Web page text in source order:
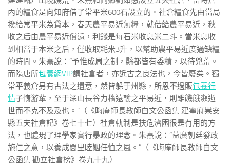
內的糧食是向知府借了常平米600石設立的。社倉糧食先由當局
撥給常平米為貸本，春天農平易近無糧，就借給農平易近，秋
收之后由農平易近償還，利錢是每石米收息米二斗。當米息收
到相當于本米之后，僅收取耗米3升，以幫助農平易近度過缺糧
的時間。朱熹說：“予惟成周之制，縣都皆有委積，以待兇荒。
而隋唐所包養網VIP謂社倉者，亦近古之良法也，今皆廢矣。獨
常平義倉另有古法之遺意，然皆躲于州縣，所恩不過販包養行
情子惰游輩，至于深山長谷力穡遠輸之平易近，則雖饑餓瀕逝
世而不克不及及也。”（《晦庵師長教師白文公函集·建寧府祟安
縣五夫社倉記》卷七十七）社倉軌制是扶危濟困很是有用的方
法，也體現了理學家實行暴政的理念。朱熹說：“益廣朝廷發政
施仁之意，以養成閭里睦姻任恤之風。”（《晦庵師長教師白文
公函集·勸立社倉榜》卷九十九）